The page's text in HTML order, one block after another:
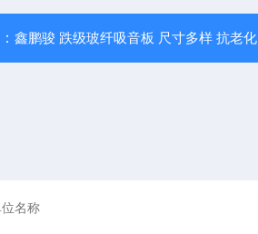
鑫鹏骏 跌级玻纤吸音板 尺寸多样 抗老化耐候性强 厂家定制